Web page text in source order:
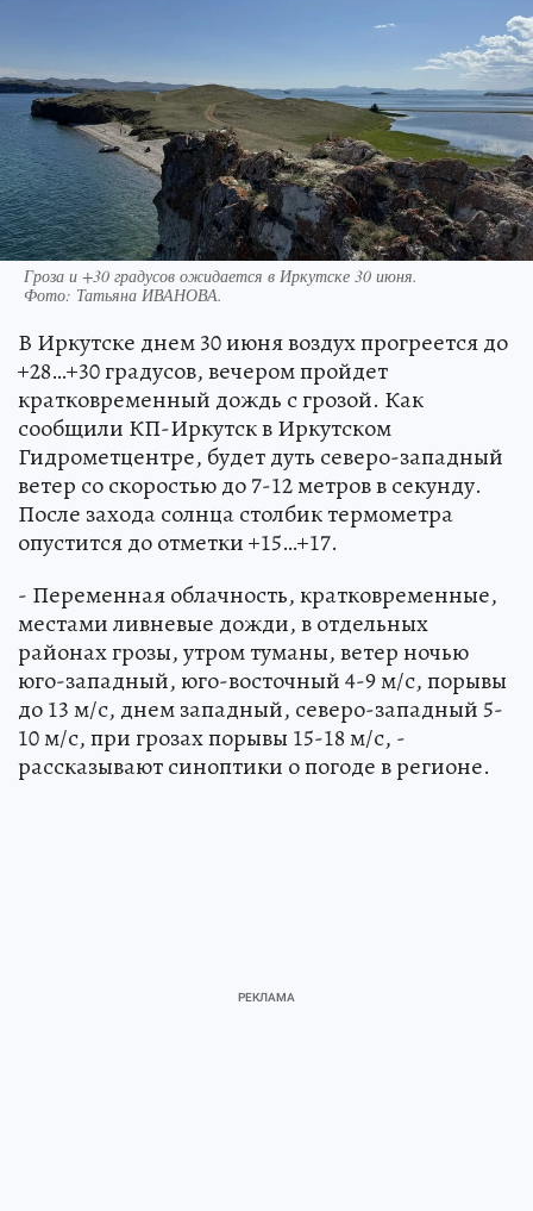
Гроза и +30 градусов ожидается в Иркутске 30 июня.
Фото: Татьяна ИВАНОВА.
В Иркутске днем 30 июня воздух прогреется до
+28…+30 градусов, вечером пройдет
кратковременный дождь с грозой. Как
сообщили КП-Иркутск в Иркутском
Гидрометцентре, будет дуть северо-западный
ветер со скоростью до 7-12 метров в секунду.
После захода солнца столбик термометра
опустится до отметки +15…+17.
- Переменная облачность, кратковременные,
местами ливневые дожди, в отдельных
районах грозы, утром туманы, ветер ночью
юго-западный, юго-восточный 4-9 м/с, порывы
до 13 м/с, днем западный, северо-западный 5-
10 м/с, при грозах порывы 15-18 м/с, -
рассказывают синоптики о погоде в регионе.